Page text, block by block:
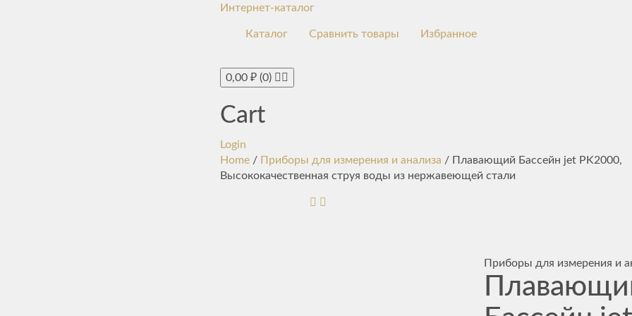
Интернет-каталог
Каталог Сравнить товары Избранное
0,00 ₽ (0)
Cart
Login
Home / Приборы для измерения и анализа / Плавающий Бассейн jet PK2000,
Высококачественная струя воды из нержавеющей стали
Приборы для измерения и